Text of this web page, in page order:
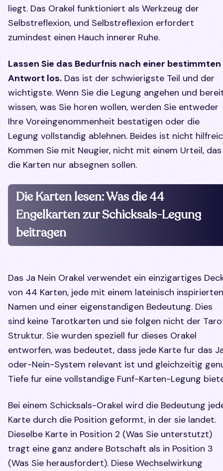
liegt. Das Orakel funktioniert als Werkzeug der
Selbstreflexion, und Selbstreflexion erfordert
zumindest einen Hauch innerer Ruhe.
Lassen Sie das Bedurfnis nach einer bestimmten
Antwort los. Das ist der schwierigste Teil und der
wichtigste. Wenn Sie die Legung angehen und
wissen, was Sie horen wollen, werden Sie entweder
Ihre Voreingenommenheit bestatigen oder die
Legung vollstandig ablehnen. Beides ist nicht
Kommen Sie mit Neugier, nicht mit einem Urteil, das
die Karten nur absegnen sollen.
Die Karten lesen: Was die 44
Engelkarten zur Schicksals-Legung
beitragen
Das Ja Nein Orakel verwendet ein einzigartiges
von 44 Karten, jede mit einem lateinisch inspirierten
Namen und einer eigenstandigen Bedeutung. Dies
sind keine Tarotkarten und sie folgen nicht der
Struktur. Sie wurden speziell fur dieses Orakel
entworfen, was bedeutet, dass jede Karte fur das
oder-Nein-System relevant ist und gleichzeitig
Tiefe fur eine vollstandige Funf-Karten-Legung
Bei einem Schicksals-Orakel wird die Bedeutung
Karte durch die Position geformt, in der sie landet.
Dieselbe Karte in Position 2 (Was Sie unterstutzt)
tragt eine ganz andere Botschaft als in Position 3
(Was Sie herausfordert). Diese Wechselwirkung